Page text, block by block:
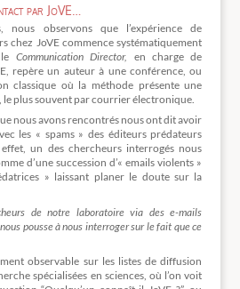
par JoVE…
observons que l’expérience de
chez JoVE commence systématiquement
Communication Director, en charge de
repère un auteur à une conférence, ou
classique où la méthode présente une
le plus souvent par courrier électronique.
nous avons rencontrés nous ont dit avoir
les « spams » des éditeurs prédateurs
un des chercheurs interrogés nous
d’une succession d’« emails violents »
» laissant planer le doute sur la
de notre laboratoire via des e-mails
pousse à nous interroger sur le fait que ce
observable sur les listes de diffusion
spécialisées en sciences, où l’on voit